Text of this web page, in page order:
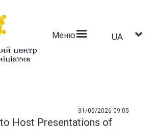
Меню UA
31/05/2026 09:05
Host Presentations of